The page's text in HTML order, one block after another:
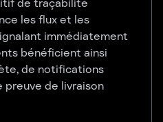
de traçabilité
les flux et les
immédiatement
bénéficient ainsi
de notifications
de livraison